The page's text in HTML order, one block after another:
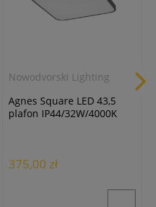
Nowodvorski Lighting
Agnes Square LED 43,5
plafon IP44/32W/4000K
375,00 zł